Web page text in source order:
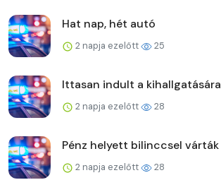
Hat nap, hét autó
2 napja ezelőtt 25
Ittasan indult a kihallgatására
2 napja ezelőtt 28
Pénz helyett bilinccsel várták
2 napja ezelőtt 28